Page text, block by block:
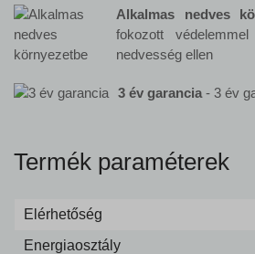
Alkalmas nedves
fokozott
nedvesség ellen
3 év garancia - 3 év
Termék paraméterek
Elérhetőség
Energiaosztály